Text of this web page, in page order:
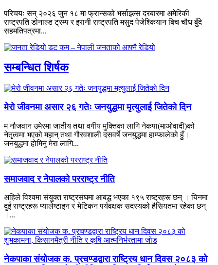
परिचयः सन् २०२६ जुन १८ मा फ्रान्सको भर्साइल्स दरबारमा अमेरिकी
राष्ट्रपति डोनाल्ड ट्रम्प र इरानी राष्ट्रपति मसुद पेजेश्कियान बिच चौध बुँदे
सहमतिपत्रमा...
सम्बन्धित शिर्षक
मेरो जीवनमा असार २६ गतेः जनयुद्धमा मृत्युलाई जितेको दिन
म नौजवान उमेरमा जातीय तथा वर्गीय मुक्तिका लागि नेकपा(माओवादी)को
नेतृत्वमा भएको महान् तथा गौरवशाली दसवर्षे जनयुद्धमा हाम्फालेको हुँ।
जनयुद्धमा होमिनु मेरा लागि...
समाजवाद र नेपालको परराष्ट्र नीति
अहिले विश्वमा संयुक्त राष्ट्रसंघमा आबद्ध भएका १९५ राष्ट्रहरू छन् । यिनमा
दुई राष्ट्रहरू प्यालेष्टाइन र भेटिकन पर्यवक्षक सदस्यको हैसियतमा रहेका छन्
।...
नेकपाका संयोजक क. प्रचण्डद्वारा राष्ट्रिय धान दिवस २०८३ को